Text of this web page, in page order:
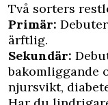
Två sorters
Primär:
ärftlig.
Sekundär:
bakomliggande
njursvikt,